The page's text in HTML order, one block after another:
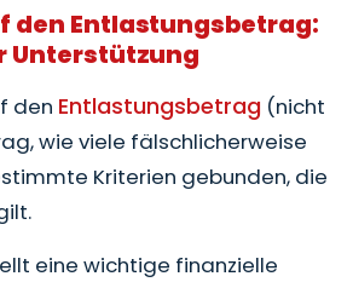
den Entlastungsbetrag:
Unterstützung
den Entlastungsbetrag (nicht
wie viele fälschlicherweise
Kriterien gebunden, die
eine wichtige finanzielle